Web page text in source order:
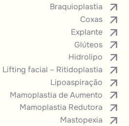
Braquioplastia
Coxas
Explante
Glúteos
Hidrolipo
Lifting facial – Ritidoplastia
Lipoaspiração
Mamoplastia de Aumento
Mamoplastia Redutora
Mastopexia